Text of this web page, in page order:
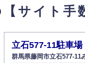
場合、すみやかに開示い
・追加・削除の請求がある
を理解し、より適切に管
サイト手
立石577-11駐車場
群馬県藤岡市立石577-11